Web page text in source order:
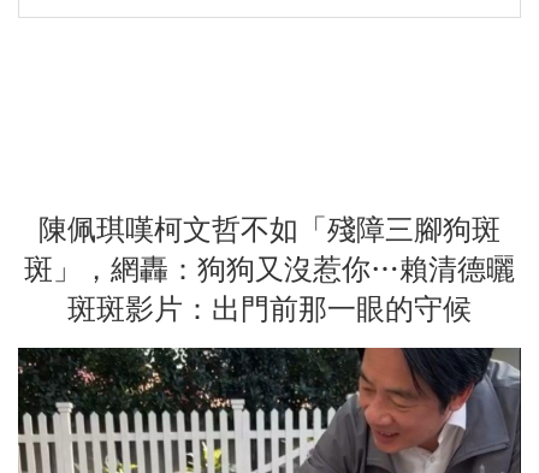
陳佩琪嘆柯文哲不如「殘障三腳狗斑
斑」，網轟：狗狗又沒惹你…賴清德曬
斑斑影片：出門前那一眼的守候